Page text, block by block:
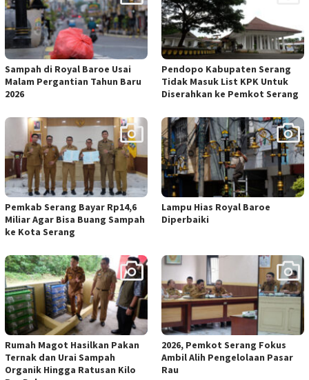
Sampah di Royal Baroe Usai
Malam Pergantian Tahun Baru
2026
Pendopo Kabupaten Serang
Tidak Masuk List KPK Untuk
Diserahkan ke Pemkot Serang
Pemkab Serang Bayar Rp14,6
Miliar Agar Bisa Buang Sampah
ke Kota Serang
Lampu Hias Royal Baroe
Diperbaiki
Rumah Magot Hasilkan Pakan
Ternak dan Urai Sampah
Organik Hingga Ratusan Kilo
2026, Pemkot Serang Fokus
Ambil Alih Pengelolaan Pasar
Rau